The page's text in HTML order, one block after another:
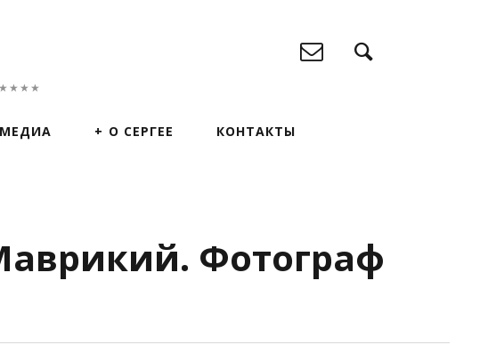
МЕДИА О СЕРГЕЕ КОНТАКТЫ
Фотограф